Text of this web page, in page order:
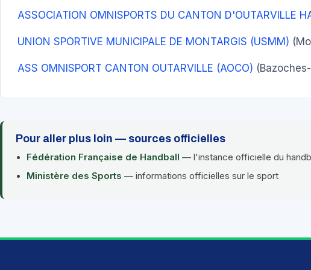
ASSOCIATION OMNISPORTS DU CANTON D'OUTARVILLE
UNION SPORTIVE MUNICIPALE DE MONTARGIS (USMM)
ASS OMNISPORT CANTON OUTARVILLE (AOCO)
Pour aller plus loin — sources officielles
Fédération Française de Handball — l'instance officielle du
Ministère des Sports — informations officielles sur le sport